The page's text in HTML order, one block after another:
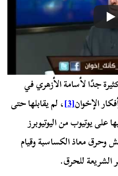
جدًا لأسامة الأزهري في
الإخوان[3] ، لم يقابلها حتى
على يوتيوب من اليوتيوبرز
وحرق معاذ الكساسبة وقيام
الشريعة للحرق.